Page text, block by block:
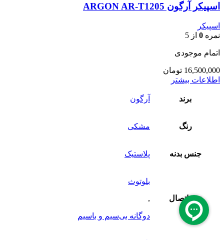
اسپیکر آرگون ARGON AR-T1205
اسپیکر
نمره 0 از 5
اتمام موجودی
16,500,000 تومان
اطلاعات بیشتر
برند آرگون
رنگ مشکی
جنس بدنه پلاستیک
نوع اتصال
بلوتوث
,
دوگانه بی‌سیم و باسیم